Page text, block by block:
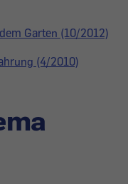
Garten (10/2012)
(4/2010)